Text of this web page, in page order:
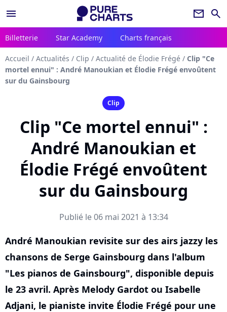
menu newsletter search
Billetterie Star Academy Charts français
Accueil / Actualités / Clip / Actualité de Élodie Frégé / Clip "Ce
mortel ennui" : André Manoukian et Élodie Frégé envoûtent
sur du Gainsbourg
Clip
Clip "Ce mortel ennui" :
André Manoukian et
Élodie Frégé envoûtent
sur du Gainsbourg
Publié le 06 mai 2021 à 13:34
André Manoukian revisite sur des airs jazzy les
chansons de Serge Gainsbourg dans l'album
"Les pianos de Gainsbourg", disponible depuis
le 23 avril. Après Melody Gardot ou Isabelle
Adjani, le pianiste invite Élodie Frégé pour une